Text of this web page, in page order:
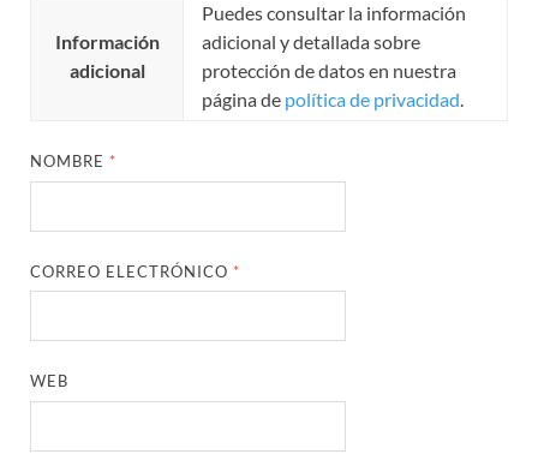
Información
adicional
Puedes consultar la información
adicional y detallada sobre
protección de datos en nuestra
página de política de privacidad.
NOMBRE *
CORREO ELECTRÓNICO *
WEB